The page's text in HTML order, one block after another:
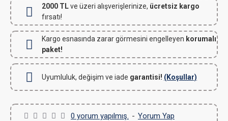
2000 TLve üzeri alışverişlerinize, ücretsiz kargo
fırsatı!
Kargo esnasında zarar görmesini engelleyen korumalı
paket!
Uyumluluk, değişim ve iade garantisi! (Koşullar)
0 yorum yapılmış. - Yorum Yap